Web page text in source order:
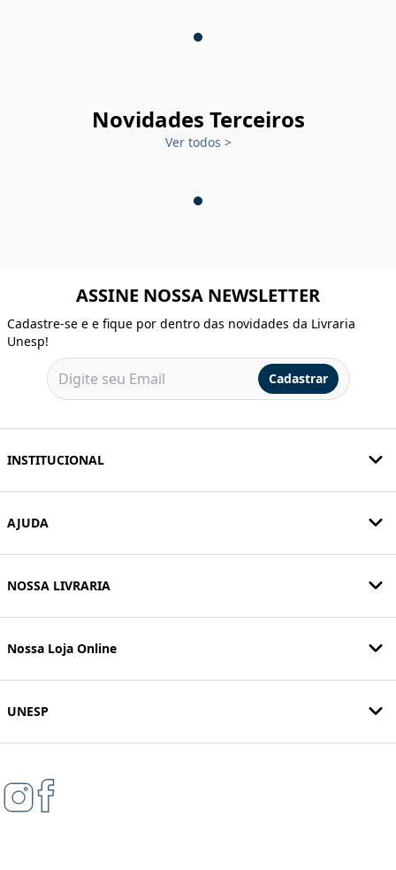
Novidades Terceiros
Ver todos >
ASSINE NOSSA NEWSLETTER
Cadastre-se e e fique por dentro das novidades da Livraria
Unesp!
Cadastrar
INSTITUCIONAL
AJUDA
NOSSA LIVRARIA
Nossa Loja Online
UNESP